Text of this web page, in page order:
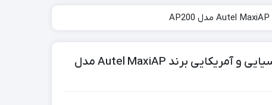
پاور بانک
دیاگ عیب یابی مناسب خودرو های اروپایی آسیایی و آمریکایی برند Autel MaxiAP مدل